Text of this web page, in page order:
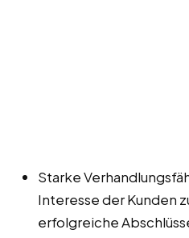
Starke
Interesse der Kunden
erfolgreiche